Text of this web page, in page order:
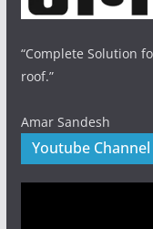
“Complete Solution
roof.”
Amar Sandesh
Youtube Channel